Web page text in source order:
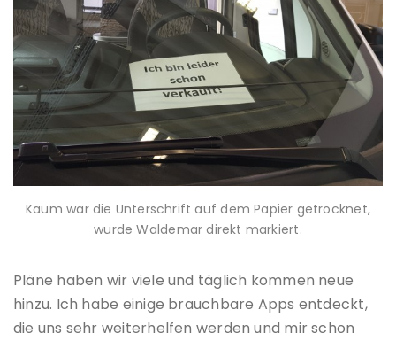
Kaum war die Unterschrift auf dem Papier getrocknet,
wurde Waldemar direkt markiert.
Pläne haben wir viele und täglich kommen neue
hinzu. Ich habe einige brauchbare Apps entdeckt,
die uns sehr weiterhelfen werden und mir schon